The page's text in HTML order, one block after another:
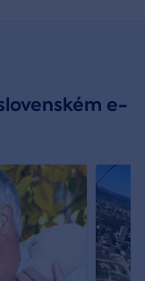
e-